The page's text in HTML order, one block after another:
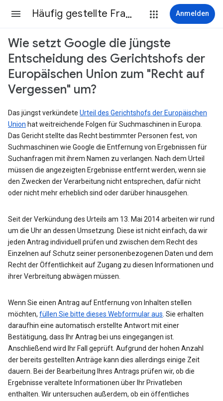
Häufig gestellte Fragen Anmelden
Wie setzt Google die jüngste
Entscheidung des Gerichtshofs der
Europäischen Union zum "Recht auf
Vergessen" um?
Das jüngst verkündete Urteil des Gerichtshofs der Europäischen
Union hat weitreichende Folgen für Suchmaschinen in Europa.
Das Gericht stellte das Recht bestimmter Personen fest, von
Suchmaschinen wie Google die Entfernung von Ergebnissen für
Suchanfragen mit ihrem Namen zu verlangen. Nach dem Urteil
müssen die angezeigten Ergebnisse entfernt werden, wenn sie
den Zwecken der Verarbeitung nicht entsprechen, dafür nicht
oder nicht mehr erheblich sind oder darüber hinausgehen.
Seit der Verkündung des Urteils am 13. Mai 2014 arbeiten wir rund
um die Uhr an dessen Umsetzung. Diese ist nicht einfach, da wir
jeden Antrag individuell prüfen und zwischen dem Recht des
Einzelnen auf Schutz seiner personenbezogenen Daten und dem
Recht der Öffentlichkeit auf Zugang zu diesen Informationen und
ihrer Verbreitung abwägen müssen.
Wenn Sie einen Antrag auf Entfernung von Inhalten stellen
möchten, füllen Sie bitte dieses Webformular aus . Sie erhalten
daraufhin eine automatisch erstellte Antwort mit einer
Bestätigung, dass Ihr Antrag bei uns eingegangen ist.
Anschließend wird Ihr Fall geprüft. Aufgrund der hohen Anzahl
der bereits gestellten Anträge kann dies allerdings einige Zeit
dauern. Bei der Bearbeitung Ihres Antrags prüfen wir, ob die
Ergebnisse veraltete Informationen über Ihr Privatleben
enthalten. Wir untersuchen außerdem, ob ein öffentliches